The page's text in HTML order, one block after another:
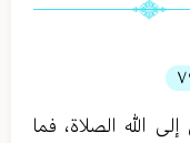
الله الصلاة، فما